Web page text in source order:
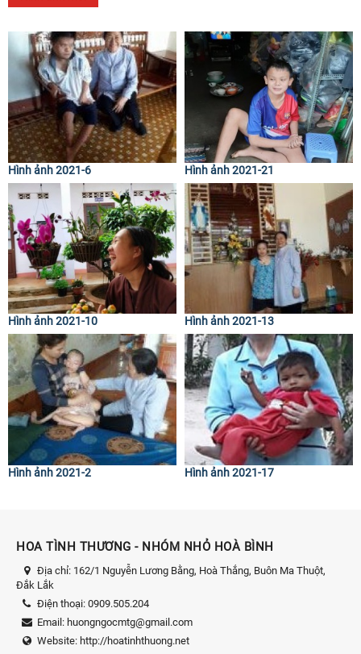
Hình ảnh 2021-6 Hình ảnh 2021-21
Hình ảnh 2021-10 Hình ảnh 2021-13
Hình ảnh 2021-2 Hình ảnh 2021-17
HOA TÌNH THƯƠNG - NHÓM NHỎ HOÀ BÌNH
Địa chỉ: 162/1 Nguyễn Lương Bằng, Hoà Thắng, Buôn Ma Thuột,
Đắk Lắk
Điện thoại: 0909.505.204
Email: huongngocmtg@gmail.com
Website: http://hoatinhthuong.net